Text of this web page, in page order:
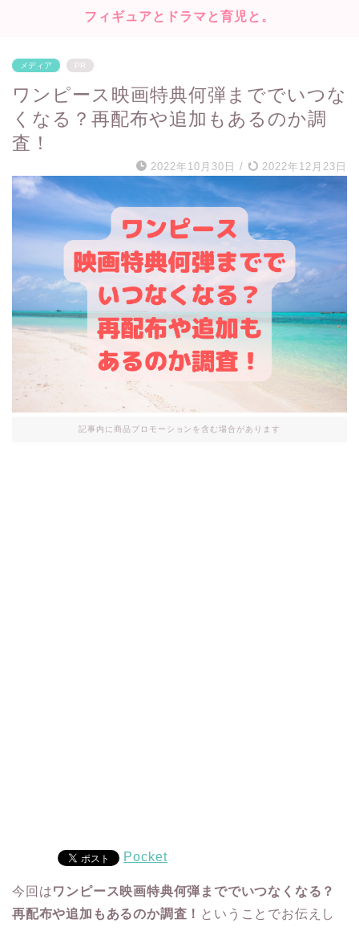
フィギュアとドラマと育児と。
メディア PR
ワンピース映画特典何弾まででいつな
くなる？再配布や追加もあるのか調
査！
2022年10月30日 / 2022年12月23日
記事内に商品プロモーションを含む場合があります
Pocket
今回はワンピース映画特典何弾まででいつなくなる？
再配布や追加もあるのか調査！ ということでお伝えし